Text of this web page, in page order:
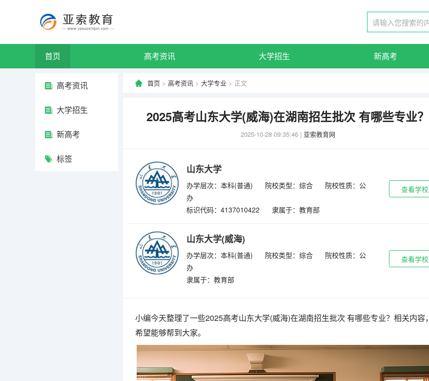
首页 高考资讯 大学招生 新高考
高考资讯
大学招生
新高考
标签
首页 > 高考资讯 > 大学专业 > 正文
2025高考山东大学(威海)在湖南招生批次 有哪些专业？
2025-10-28 09:35:46 | 亚索教育网
山东大学
办学层次：本科(普通) 院校类型：综合
院校性质：公
办
标识代码：4137010422
隶属于：教育部
查看学校
山东大学(威海)
办学层次：本科(普通) 院校类型：综合
院校性质：公
办
隶属于：教育部
查看学校
小编今天整理了一些2025高考山东大学(威海)在湖南招生批次 有哪些专业？相关内容，
希望能够帮到大家。